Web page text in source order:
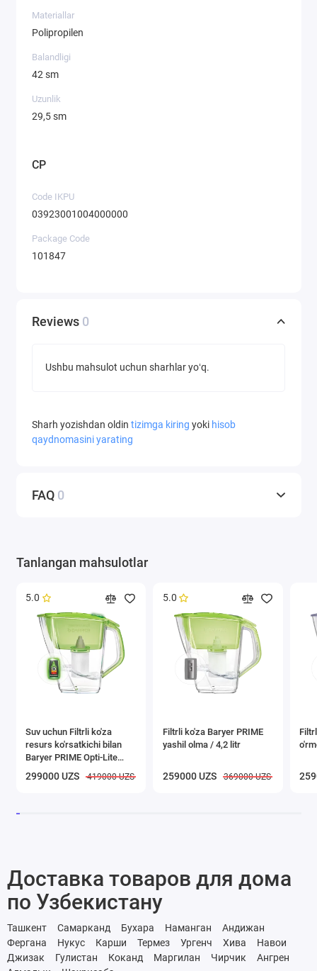
Materiallar
Polipropilen
Balandligi
42 sm
Uzunlik
29,5 sm
CP
Code IKPU
03923001004000000
Package Code
101847
Reviews 0
Ushbu mahsulot uchun sharhlar yoʻq.
Sharh yozishdan oldin tizimga kiring yoki hisob
qaydnomasini yarating
FAQ 0
Tanlangan mahsulotlar
5.0
Suv uchun Filtrli ko'za
resurs ko'rsatkichi bilan
Baryer PRIME Opti-Lite
yashil olma, 4,2l
299000 UZS 419000 UZS
5.0
Filtrli ko'za Baryer PRIME
yashil olma / 4,2 litr
259000 UZS 369000 UZS
Доставка товаров для дома
по Узбекистану
Ташкент Самарканд Бухара Наманган
Андижан
Фергана
Нукус Карши Термез Ургенч Хива
Навои
Джизак
Гулистан Коканд Маргилан Чирчик
Ангрен